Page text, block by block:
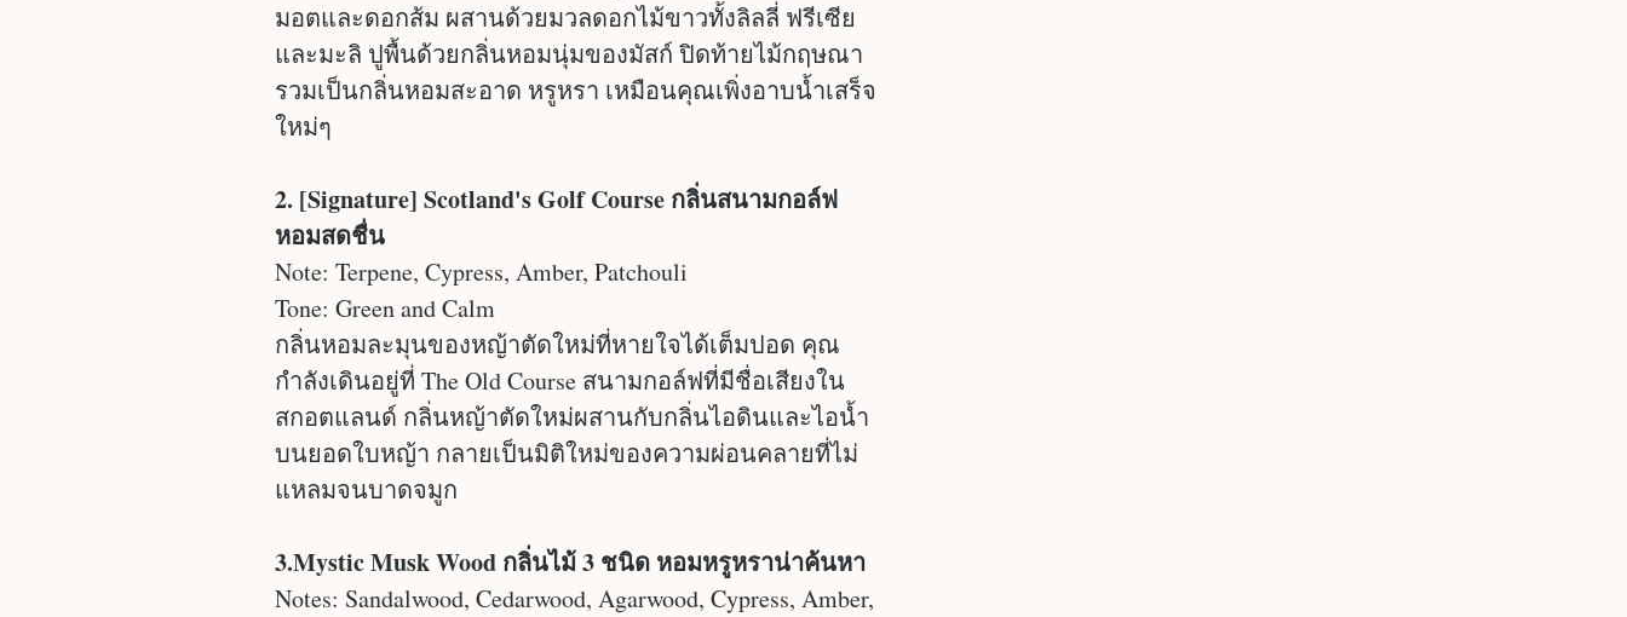
มอตและดอกส้ม ผสานด้วยมวลดอกไม้ขาวทั้งลิลลี่ ฟรีเซีย
และมะลิ ปูพื้นด้วยกลิ่นหอมนุ่มของมัสก์ ปิดท้ายไม้กฤษณา
รวมเป็นกลิ่นหอมสะอาด หรูหรา เหมือนคุณเพิ่งอาบน้ำเสร็จ
ใหม่ๆ
2. [Signature] Scotland's Golf Course กลิ่นสนามกอล์ฟ
หอมสดชื่น
Note: Terpene, Cypress, Amber, Patchouli
Tone: Green and Calm
กลิ่นหอมละมุนของหญ้าตัดใหม่ที่หายใจได้เต็มปอด คุณ
กำลังเดินอยู่ที่ The Old Course สนามกอล์ฟที่มีชื่อเสียงใน
สกอตแลนด์ กลิ่นหญ้าตัดใหม่ผสานกับกลิ่นไอดินและไอน้ำ
บนยอดใบหญ้า กลายเป็นมิติใหม่ของความผ่อนคลายที่ไม่
แหลมจนบาดจมูก
3.Mystic Musk Wood กลิ่นไม้ 3 ชนิด หอมหรูหราน่าค้นหา
Notes: Sandalwood, Cedarwood, Agarwood, Cypress, Amber,